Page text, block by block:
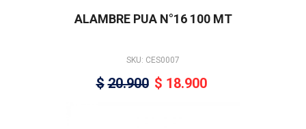
ALAMBRE PUA N°16 100 MT
SKU: CES0007
$ 20.900 $ 18.900